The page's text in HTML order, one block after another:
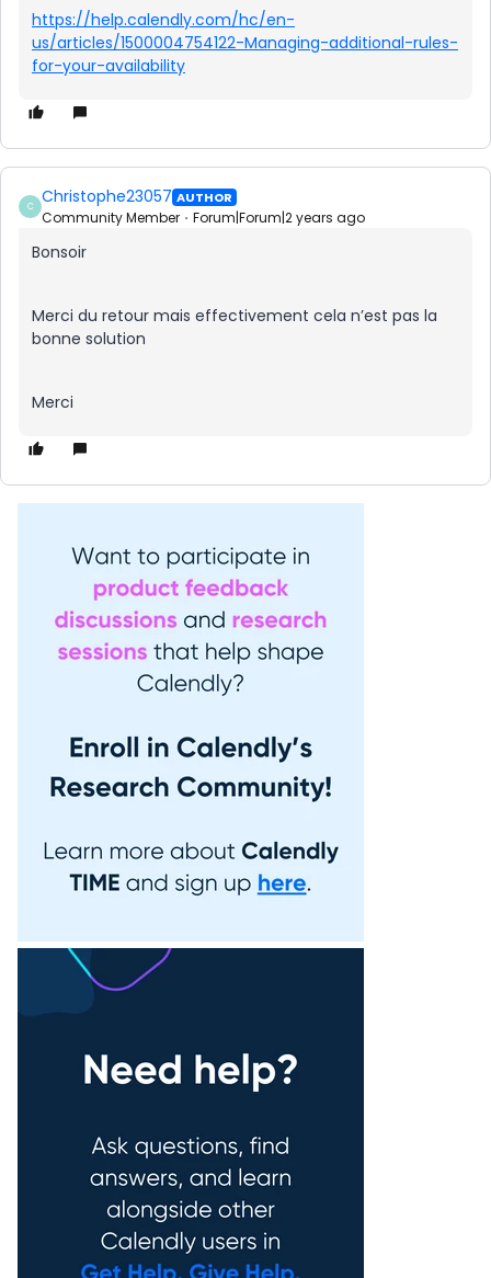
https://help.calendly.com/hc/en-
us/articles/1500004754122-Managing-additional-rules-
for-your-availability
C Christophe23057 AUTHOR
Community Member Forum|Forum|2 years ago
Bonsoir
Merci du retour mais effectivement cela n’est pas la
bonne solution
Merci